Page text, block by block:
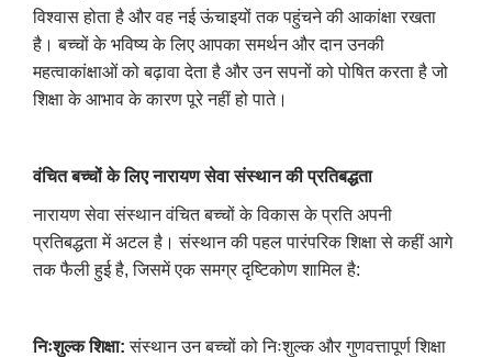
विश्वास होता है और वह नई ऊंचाइयों तक पहुंचने की आकांक्षा रखता
है। बच्चों के भविष्य के लिए आपका समर्थन और दान उनकी
महत्वाकांक्षाओं को बढ़ावा देता है और उन सपनों को पोषित करता है जो
शिक्षा के आभाव के कारण पूरे नहीं हो पाते।
वंचित बच्चों के लिए नारायण सेवा संस्थान की प्रतिबद्धता
नारायण सेवा संस्थान वंचित बच्चों के विकास के प्रति अपनी
प्रतिबद्धता में अटल है। संस्थान की पहल पारंपरिक शिक्षा से कहीं आगे
तक फैली हुई है, जिसमें एक समग्र दृष्टिकोण शामिल है:
निःशुल्क शिक्षा: संस्थान उन बच्चों को निःशुल्क और गुणवत्तापूर्ण शिक्षा